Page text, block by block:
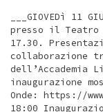
___GIOVEDì 11
presso il Teatro
17.30.
collaborazione
inaugurazione
Onde: https://
18:00